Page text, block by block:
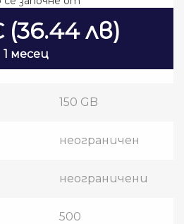
(36.44 лв)
1 месец
150 GB
неограничен
неограничени
500